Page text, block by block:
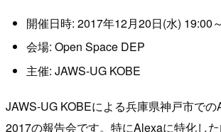
開催日時: 2017年12月20日(水) 19:00
会場: Open Space DEP
主催: JAWS-UG KOBE
JAWS-UG KOBEによる兵庫県神戸市での
2017の報告会です。特にAlexaに特化し